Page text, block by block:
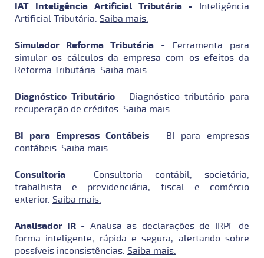
IAT Inteligência Artificial Tributária - Inteligência
Artificial Tributária. Saiba mais.
Simulador Reforma Tributária - Ferramenta para
simular os cálculos da empresa com os efeitos da
Reforma Tributária. Saiba mais.
Diagnóstico Tributário- Diagnóstico tributário para
recuperação de créditos. Saiba mais.
BI para Empresas Contábeis - BI para empresas
contábeis. Saiba mais.
Consultoria - Consultoria contábil, societária,
trabalhista e previdenciária, fiscal e comércio
exterior. Saiba mais.
Analisador IR- Analisa as declarações de IRPF de
forma inteligente, rápida e segura, alertando sobre
possíveis inconsistências. Saiba mais.